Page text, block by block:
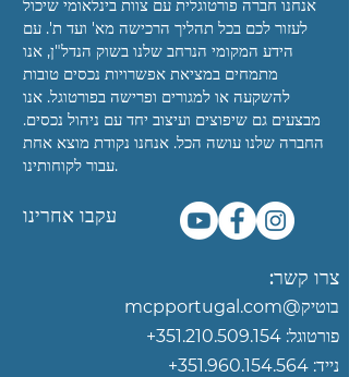
אנחנו חברה פורטוגלית עם צוות בינלאומי שיכול
לעזור לכם בכל תהליך הרכישה מא' ועד ת'. עם
הידע המקומי הנרחב שלנו בשוק הנדל"ן, אנו
מתמחים במציאת אפשרויות נכסים טובות
להשקעה או למגורים ופרישה בפורטוגל. אנו
מבצעים גם שיפוצים ועיצוב יחד עם ניהול נכסים.
החברה שלנו עושה הכל. אנחנו נקודת מוצא אחת
עבור לקוחותינו.
עקבו אחרינו
צרו קשר:
בוטיק@mcpportugal.com‏
פורטוגל: 351.210.509.154
+
נייד: 351.960.154.564+